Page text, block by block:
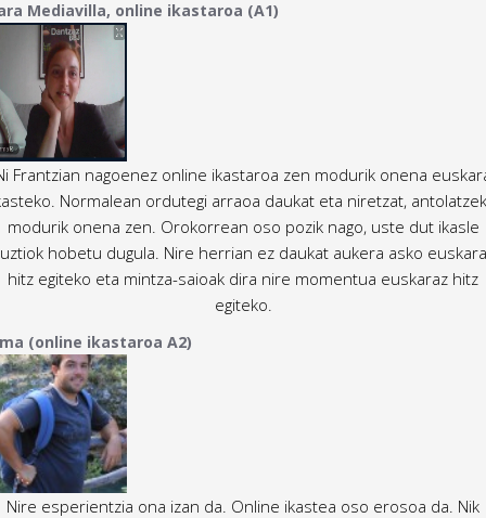
Mediavilla, online ikastaroa (A1)
Frantzian nagoenez online ikastaroa zen modurik onena
Normalean ordutegi arraoa daukat eta niretzat,
modurik onena zen. Orokorrean oso pozik nago, uste dut ikasle
hobetu dugula. Nire herrian ez daukat aukera asko
hitz egiteko eta mintza-saioak dira nire momentua euskaraz hitz
egiteko.
(online ikastaroa A2)
Nire esperientzia ona izan da. Online ikastea oso erosoa da. Nik